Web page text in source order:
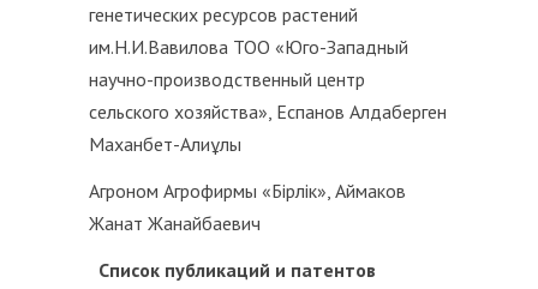
генетических ресурсов растений
им.Н.И.Вавилова ТОО «Юго-Западный
научно-производственный центр
сельского хозяйства», Еспанов Алдаберген
Маханбет-Алиұлы
Агроном Агрофирмы «Бірлік», Аймаков
Жанат Жанайбаевич
Список публикаций и патентов